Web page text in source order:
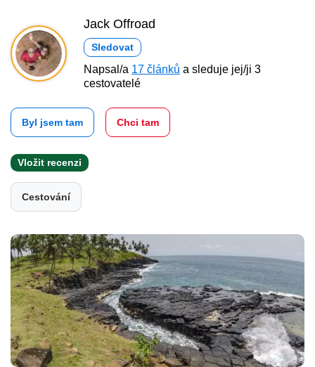
Jack Offroad
Sledovat
Napsal/a 17 článků a sleduje jej/ji 3
cestovatelé
Byl jsem tam Chci tam
Vložit recenzi
Cestování